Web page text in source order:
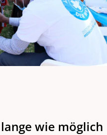
wie möglich